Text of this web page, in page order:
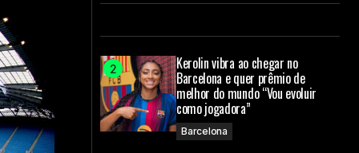
Kerolin vibra ao chegar no
Barcelona e quer prêmio de
melhor do mundo “Vou evoluir
como jogadora”
Barcelona